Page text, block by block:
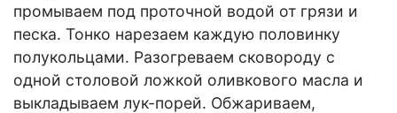
промываем под проточной водой от грязи и
песка. Тонко нарезаем каждую половинку
полукольцами. Разогреваем сковороду с
одной столовой ложкой оливкового масла и
выкладываем лук-порей. Обжариваем,